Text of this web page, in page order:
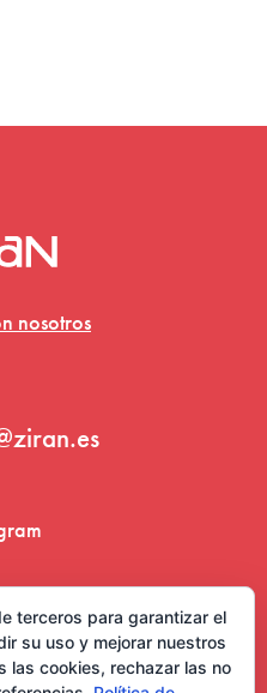
nosotros
terceros para garantizar el
su uso y mejorar nuestros
las cookies, rechazar las no